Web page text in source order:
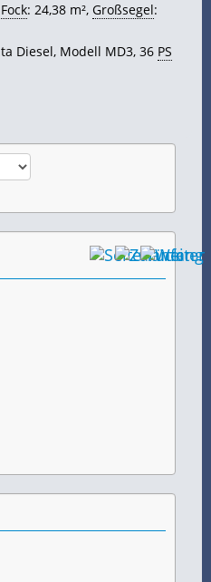
Fock: 24,38 m², Großsegel:
Diesel, Modell MD3, 36 PS